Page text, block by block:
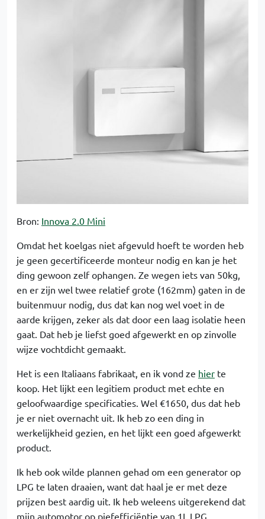
Bron: Innova 2.0 Mini
Omdat het koelgas niet afgevuld hoeft te worden heb
je geen gecertificeerde monteur nodig en kan je het
ding gewoon zelf ophangen. Ze wegen iets van 50kg,
en er zijn wel twee relatief grote (162mm) gaten in de
buitenmuur nodig, dus dat kan nog wel voet in de
aarde krijgen, zeker als dat door een laag isolatie heen
gaat. Dat heb je liefst goed afgewerkt en op zinvolle
wijze vochtdicht gemaakt.
Het is een Italiaans fabrikaat, en ik vond ze hier te
koop. Het lijkt een legitiem product met echte en
geloofwaardige specificaties. Wel €1650, dus dat heb
je er niet overnacht uit. Ik heb zo een ding in
werkelijkheid gezien, en het lijkt een goed afgewerkt
product.
Ik heb ook wilde plannen gehad om een generator op
LPG te laten draaien, want dat haal je er met deze
prijzen best aardig uit. Ik heb weleens uitgerekend dat
mijn automotor op piefefficiëntie van 1L LPG